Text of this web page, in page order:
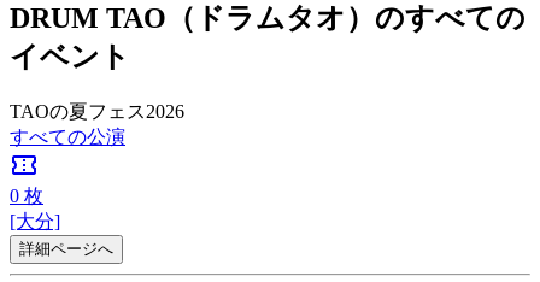
DRUM TAO（ドラムタオ）のすべての
イベント
TAOの夏フェス2026
すべての公演
confirmation_number
0 枚
[大分]
詳細ページへ